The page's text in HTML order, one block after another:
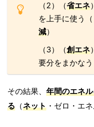
（2）（省エネ
を上手に使う
減）
（3）（創エネ
要分をまかなう
その結果、 年間のエネ
る （ネット ・ゼロ・エネ